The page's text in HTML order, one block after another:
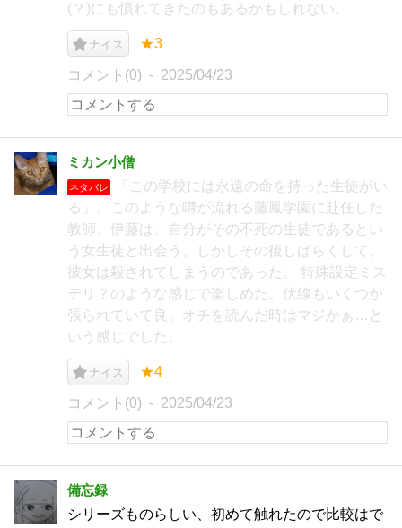
(？)にも慣れてきたのもあるかもしれない。
ナイス ★3
コメント(0) 2025/04/23
ミカン小僧
ネタバレ
「この学校には永遠の命を持った生徒がい
る」。このような噂が流れる藤鳳学園に赴任した
教師、伊藤は、自分がその不死の生徒であるとい
う女生徒と出会う。しかしその後しばらくして、
彼女は殺されてしまうのであった。 特殊設定ミス
テリ？のような感じで楽しめた。伏線もいくつか
張られていて良。オチを読んだ時はマジかぁ…と
いう感じでした。
ナイス ★4
コメント(0) 2025/04/23
備忘録
シリーズものらしい、初めて触れたので比較はで